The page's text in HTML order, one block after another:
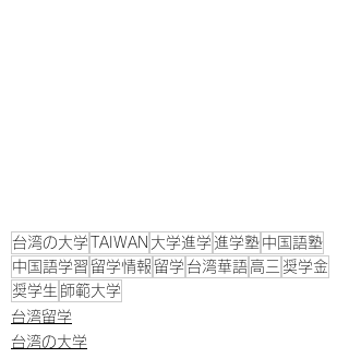
台湾の大学 TAIWAN 大学進学 進学塾 中国語塾
中国語学習 留学情報 留学 台湾華語 高三 奨学金
奨学生 師範大学
台湾留学
台湾の大学